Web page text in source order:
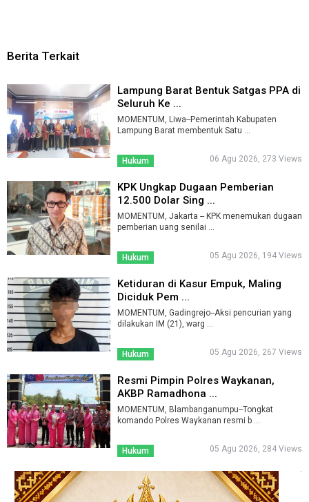
Berita Terkait
Lampung Barat Bentuk Satgas PPA di
Seluruh Ke ...
MOMENTUM, Liwa--Pemerintah Kabupaten
Lampung Barat membentuk Satu ...
Hukum 06 Agu 2026, 273 Views
KPK Ungkap Dugaan Pemberian
12.500 Dolar Sing ...
MOMENTUM, Jakarta -- KPK menemukan dugaan
pemberian uang senilai ...
Hukum 05 Agu 2026, 194 Views
Ketiduran di Kasur Empuk, Maling
Diciduk Pem ...
MOMENTUM, Gadingrejo--Aksi pencurian yang
dilakukan IM (21), warg ...
Hukum 05 Agu 2026, 267 Views
Resmi Pimpin Polres Waykanan,
AKBP Ramadhona ...
MOMENTUM, Blambanganumpu--Tongkat
komando Polres Waykanan resmi b ...
Hukum 05 Agu 2026, 284 Views